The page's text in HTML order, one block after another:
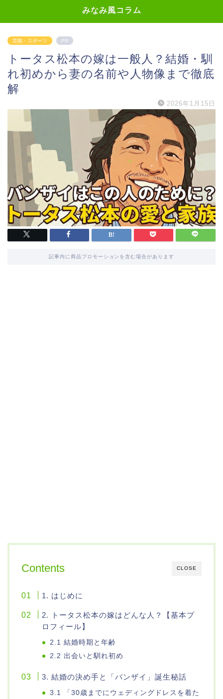
みなみ風コラム
芸能・スポーツ PR
トータス松本の嫁は一般人？結婚・馴
れ初めから妻の名前や人物像まで徹底
解
2026年1月15日
記事内に商品プロモーションを含む場合があります
CLOSE
Contents
1. はじめに
2. トータス松本の嫁はどんな人？【基本プ
ロフィール】
2.1 結婚時期と年齢
2.2 出会いと馴れ初め
3. 結婚の決め手と「バンザイ」誕生秘話
3.1 「30歳までにウェディングドレスを着た